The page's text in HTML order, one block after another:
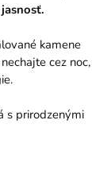
kamene
cez noc,
s prirodzenými